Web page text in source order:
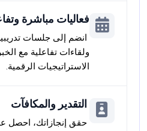
فعاليات مباشرة
انضم إلى جلسات
ولقاءات تفاعلية مع
الاستراتيجيات الرقمية.
التقدير والمكافآت
حقق إنجازاتك، احصل